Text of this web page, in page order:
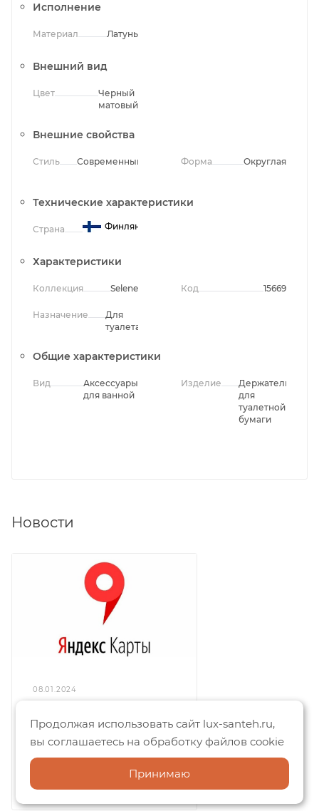
Исполнение
Материал Латунь
Внешний вид
Цвет
Черный
матовый
Внешние свойства
Стиль Современный Форма Округлая
Технические характеристики
Страна Финляндия
Характеристики
Коллекция Selene
Назначение
Для
туалета
Код 15669
Общие характеристики
Вид
Аксессуары
для ванной
Изделие
Держатель
для
туалетной
бумаги
Новости
08.01.2024
Яндекс.Картах:
отзывы покупателей
и широкий выбор
Продолжая использовать сайт lux-santeh.ru,
вы соглашаетесь на обработку файлов cookie
Принимаю